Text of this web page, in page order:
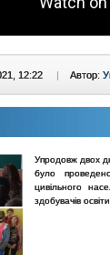
12:22 | Автор:
Упродовж двох
було
цивільного
здобувачів